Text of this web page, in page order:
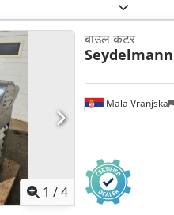
1 /4
Mala Vranjska
बाउल कटर
Seydelmann